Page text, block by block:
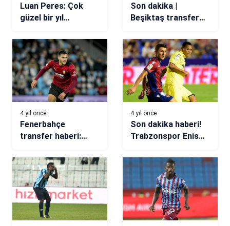
Luan Peres: Çok
güzel bir yıl
düşünüyorum
Son dakika |
Beşiktaş transfer
Jeahze için resmi
teklif
4 yıl önce
Fenerbahçe
transfer haberi:
anlaşma tamam!
Valencia ile yeni
görüşme
4 yıl önce
Son dakika haberi!
Trabzonspor Enis
bitirdi! Diğeri yolda